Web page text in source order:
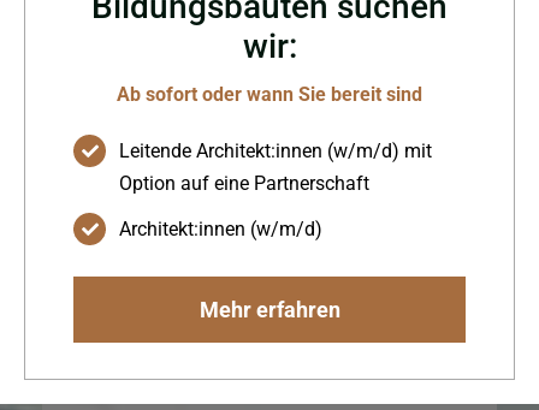
Luftrettungsstation
Christoph 23
Koblenz
wir:
Ab sofort oder wann Sie bereit sind
Leitende Architekt:innen (w/m/d) mit
Option auf eine Partnerschaft
Architekt:innen (w/m/d)
Mehr erfahren